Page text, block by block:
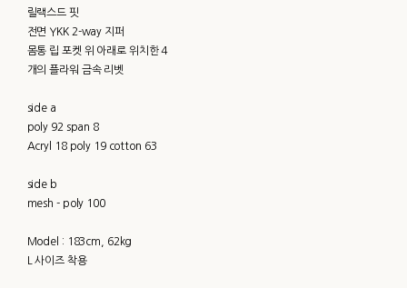
릴랙스드 핏
전면 YKK 2-way 지퍼
몸통 립 포켓 위 아래로 위치한 4
개의 플라워 금속 리벳
side a
poly 92 span 8
Acryl 18 poly 19 cotton 63
side b
mesh - poly 100
Model : 183cm, 62kg
L 사이즈 착용